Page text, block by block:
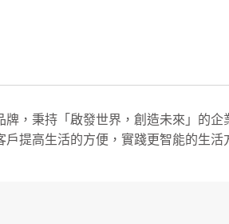
，秉持「啟發世界，創造未來」的
提高生活的方便，實踐更智能的生